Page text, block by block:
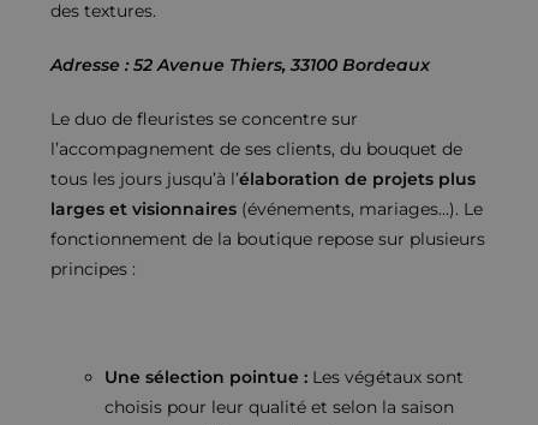
des textures.
Adresse : 52 Avenue Thiers, 33100 Bordeaux
Le duo de fleuristes se concentre sur
l’accompagnement de ses clients, du bouquet de
tous les jours jusqu’à l’élaboration de projets plus
larges et visionnaires (événements, mariages…). Le
fonctionnement de la boutique repose sur plusieurs
principes :
Une sélection pointue : Les végétaux sont
choisis pour leur qualité et selon la saison